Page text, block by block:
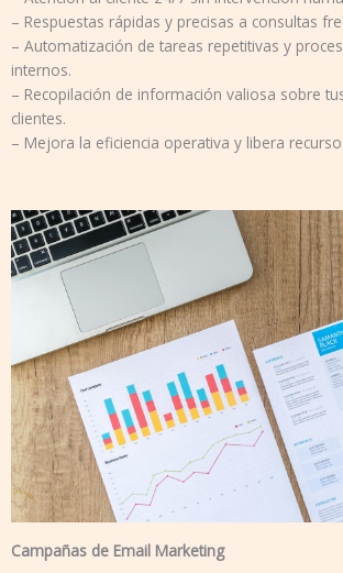
– Respuestas rápidas y precisas a consultas
– Automatización de tareas repetitivas y
internos.
– Recopilación de información valiosa sobre
clientes.
– Mejora la eficiencia operativa y libera
Campañas de Email Marketing